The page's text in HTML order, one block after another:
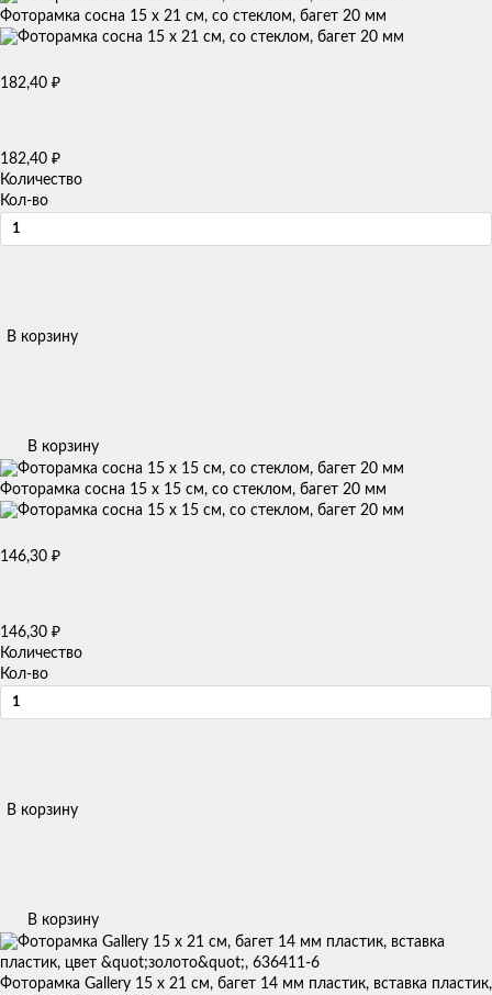
Фоторамка сосна 15 х 21 см, со стеклом, багет 20 мм
182,40 ₽
182,40 ₽
Количество
Кол-во
В корзину
В корзину
Фоторамка сосна 15 х 15 см, со стеклом, багет 20 мм
146,30 ₽
146,30 ₽
Количество
Кол-во
В корзину
В корзину
Фоторамка Gallery 15 х 21 см, багет 14 мм пластик, вставка пластик,